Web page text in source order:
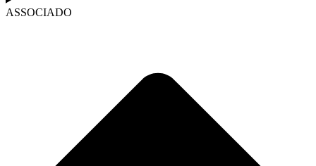
ASSOCIADO